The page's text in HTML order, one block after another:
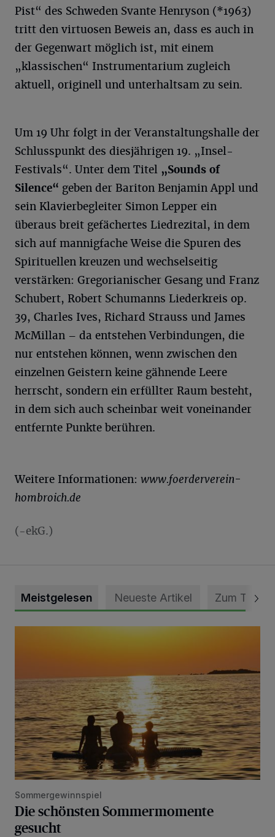
Pist“ des Schweden Svante Henryson (*1963)
tritt den virtuosen Beweis an, dass es auch in
der Gegenwart möglich ist, mit einem
„klassischen“ Instrumentarium zugleich
aktuell, originell und unterhaltsam zu sein.
Um 19 Uhr folgt in der Veranstaltungshalle der
Schlusspunkt des diesjährigen 19. „Insel-
Festivals“. Unter dem Titel „Sounds of
Silence“ geben der Bariton Benjamin Appl und
sein Klavierbegleiter Simon Lepper ein
überaus breit gefächertes Liedrezital, in dem
sich auf mannigfache Weise die Spuren des
Spirituellen kreuzen und wechselseitig
verstärken: Gregorianischer Gesang und Franz
Schubert, Robert Schumanns Liederkreis op.
39, Charles Ives, Richard Strauss und James
McMillan – da entstehen Verbindungen, die
nur entstehen können, wenn zwischen den
einzelnen Geistern keine gähnende Leere
herrscht, sondern ein erfüllter Raum besteht,
in dem sich auch scheinbar weit voneinander
entfernte Punkte berühren.
Weitere Informationen: www.foerderverein-
hombroich.de
(-ekG.)
Meistgelesen Neueste Artikel Zum Thema
Die schönsten Sommermomente gesucht
Sommergewinnspiel
Die schönsten Sommermomente
gesucht